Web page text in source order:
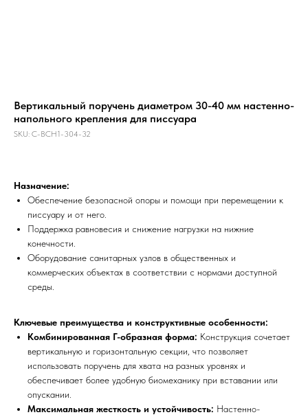
Вертикальный поручень диаметром 30-40 мм настенно-
напольного крепления для писсуара
SKU: C-BCH1-304-32
Назначение:
Обеспечение безопасной опоры и помощи при перемещении к
писсуару и от него.
Поддержка равновесия и снижение нагрузки на нижние
конечности.
Оборудование санитарных узлов в общественных и
коммерческих объектах в соответствии с нормами доступной
среды.
Ключевые преимущества и конструктивные особенности:
Комбинированная Г-образная форма: Конструкция сочетает
вертикальную и горизонтальную секции, что позволяет
использовать поручень для хвата на разных уровнях и
обеспечивает более удобную биомеханику при вставании или
опускании.
Максимальная жесткость и устойчивость: Настенно-